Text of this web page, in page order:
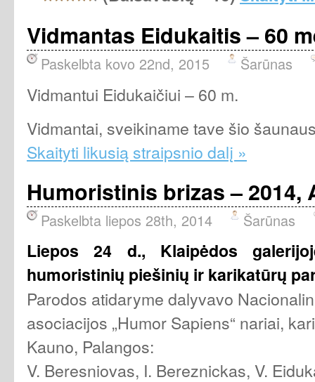
Vidmantas Eidukaitis – 60
Paskelbta kovo 22nd, 2015 Šarūnas
Vidmantui Eidukaičiui – 60 m.
Vidmantai, sveikiname tave šio
Skaityti likusią straipsnio dalį »
Humoristinis brizas – 2014,
Paskelbta liepos 28th, 2014 Šarūnas
Liepos 24 d., Klaipėdos
humoristinių piešinių ir karikatūrų
Parodos atidaryme dalyvavo
asociacijos „Humor Sapiens“ nariai,
Kauno, Palangos:
V. Beresniovas, I. Bereznickas, V.